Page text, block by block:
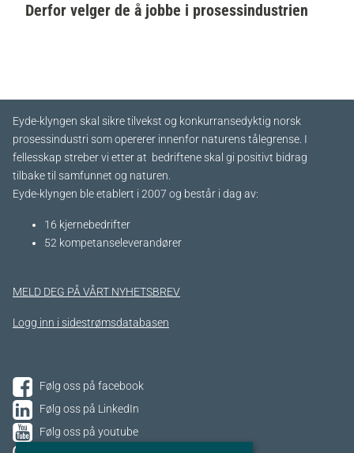
Derfor velger de å jobbe i prosessindustrien
Eyde-klyngen skal sikre tilvekst og konkurransedyktig norsk
prosessindustri som opererer innenfor naturens tålegrense. I
fellesskap streber vi etter at bedriftene skal gi positivt bidrag
tilbake til samfunnet og naturen.
Eyde-klyngen ble etablert i 2007 og består i dag av:
16 kjernebedrifter​
52 kompetanseleverandører
MELD DEG PÅ VÅRT NYHETSBREV
Logg inn i sidestrømsdatabasen
Følg oss på facebook
Følg oss på LinkedIn
Følg oss på youtube